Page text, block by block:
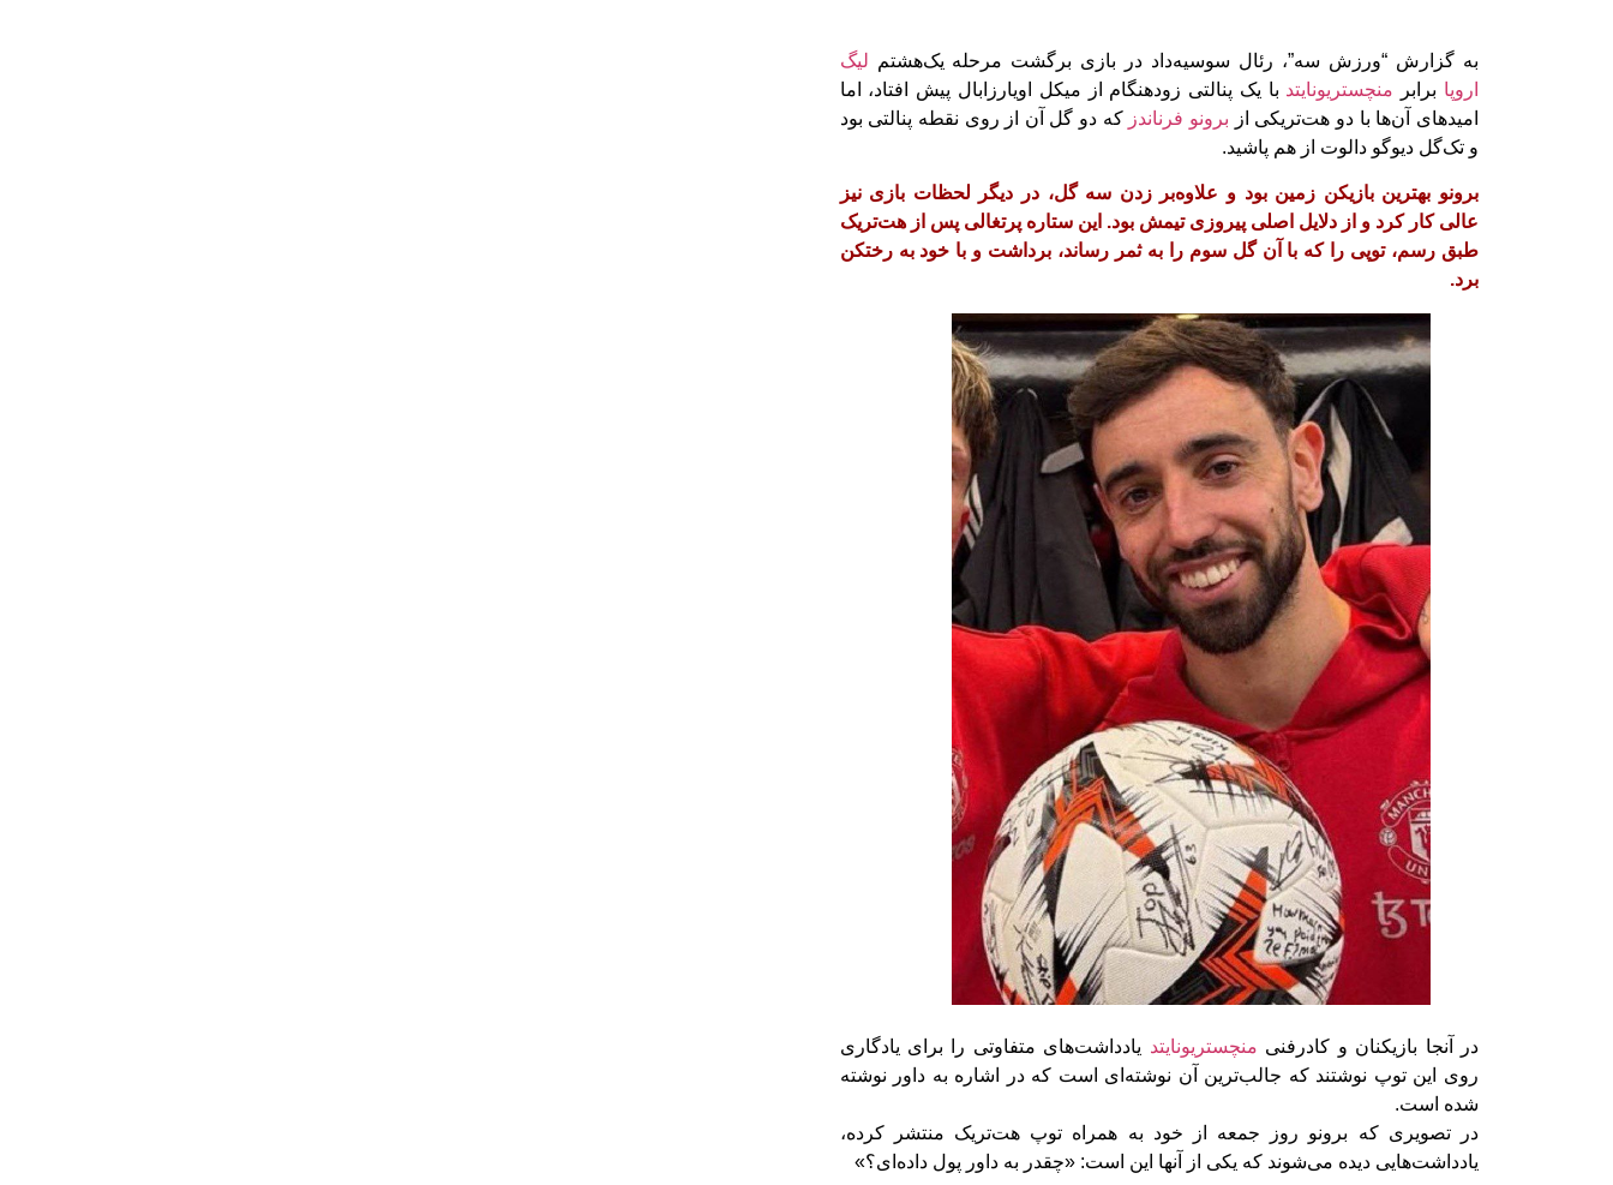
به گزارش “ورزش سه”، رئال سوسیه‌داد در بازی برگشت مرحله یک‌هشتم لیگ
اروپا برابر منچستریونایتد با یک پنالتی زودهنگام از میکل اویارزابال پیش افتاد، اما
امیدهای آن‌ها با دو هت‌تریکی از برونو فرناندز که دو گل آن از روی نقطه پنالتی بود
و تک‌گل دیوگو دالوت از هم پاشید.
برونو بهترین بازیکن زمین بود و علاوه‌بر زدن سه گل، در دیگر لحظات بازی نیز
عالی کار کرد و از دلایل اصلی پیروزی تیمش بود. این ستاره پرتغالی پس از هت‌تریک
طبق رسم، توپی را که با آن گل سوم را به ثمر رساند، برداشت و با خود به رختکن
برد.
در آنجا بازیکنان و کادرفنی منچستریونایتد یادداشت‌های متفاوتی را برای یادگاری
روی این توپ نوشتند که جالب‌ترین آن نوشته‌ای است که در اشاره به داور نوشته
شده است.
در تصویری که برونو روز جمعه از خود به همراه توپ هت‌تریک منتشر کرده،
یادداشت‌هایی دیده می‌شوند که یکی از آنها این است: «چقدر به داور پول داده‌ای؟»